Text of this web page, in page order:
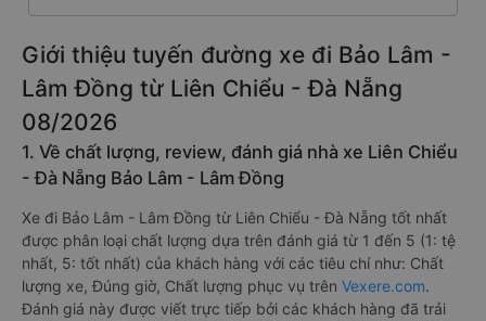
Giới thiệu tuyến đường xe đi Bảo Lâm -
Lâm Đồng từ Liên Chiểu - Đà Nẵng
08/2026
1. Về chất lượng, review, đánh giá nhà xe Liên Chiểu
- Đà Nẵng Bảo Lâm - Lâm Đồng
Xe đi Bảo Lâm - Lâm Đồng từ Liên Chiểu - Đà Nẵng tốt nhất
được phân loại chất lượng dựa trên đánh giá từ 1 đến 5 (1: tệ
nhất, 5: tốt nhất) của khách hàng với các tiêu chí như: Chất
lượng xe, Đúng giờ, Chất lượng phục vụ trên Vexere.com.
Đánh giá này được viết trực tiếp bởi các khách hàng đã trải